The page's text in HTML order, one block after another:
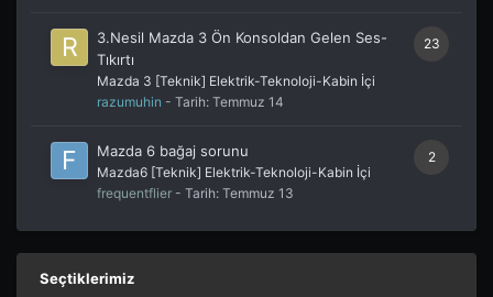
23
3.Nesil Mazda 3 Ön Konsoldan Gelen Ses-
Tıkırtı
Mazda 3 [Teknik] Elektrik-Teknoloji-Kabin İçi
razumuhin - Tarih: Temmuz 14
2
Mazda 6 bağaj sorunu
Mazda6 [Teknik] Elektrik-Teknoloji-Kabin İçi
frequentflier - Tarih: Temmuz 13
Seçtiklerimiz